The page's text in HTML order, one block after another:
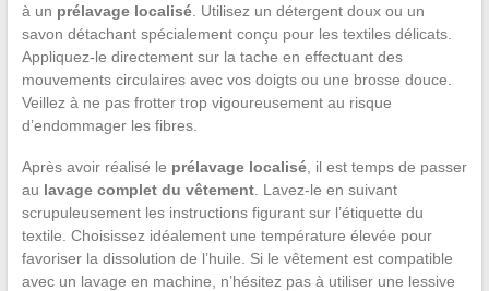
à un prélavage localisé. Utilisez un détergent doux ou un
savon détachant spécialement conçu pour les textiles délicats.
Appliquez-le directement sur la tache en effectuant des
mouvements circulaires avec vos doigts ou une brosse douce.
Veillez à ne pas frotter trop vigoureusement au risque
d’endommager les fibres.
Après avoir réalisé le prélavage localisé, il est temps de passer
au lavage complet du vêtement. Lavez-le en suivant
scrupuleusement les instructions figurant sur l’étiquette du
textile. Choisissez idéalement une température élevée pour
favoriser la dissolution de l’huile. Si le vêtement est compatible
avec un lavage en machine, n’hésitez pas à utiliser une lessive